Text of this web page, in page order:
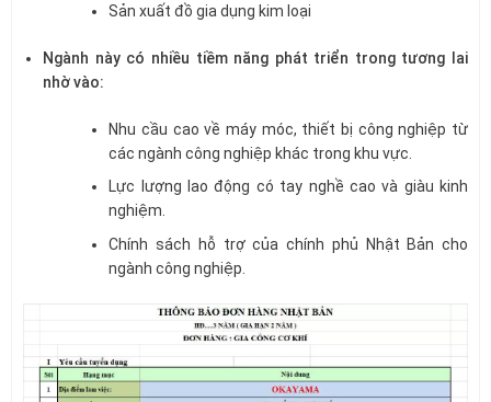
Sản xuất đồ gia dụng kim loại
Ngành này có nhiều tiềm năng phát triển trong tương lai
nhờ vào:
Nhu cầu cao về máy móc, thiết bị công nghiệp từ
các ngành công nghiệp khác trong khu vực.
Lực lượng lao động có tay nghề cao và giàu kinh
nghiệm.
Chính sách hỗ trợ của chính phủ Nhật Bản cho
ngành công nghiệp.